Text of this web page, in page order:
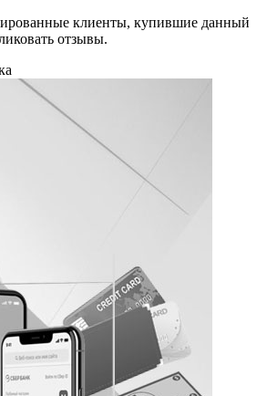
клиенты, купившие данный
отзывы.